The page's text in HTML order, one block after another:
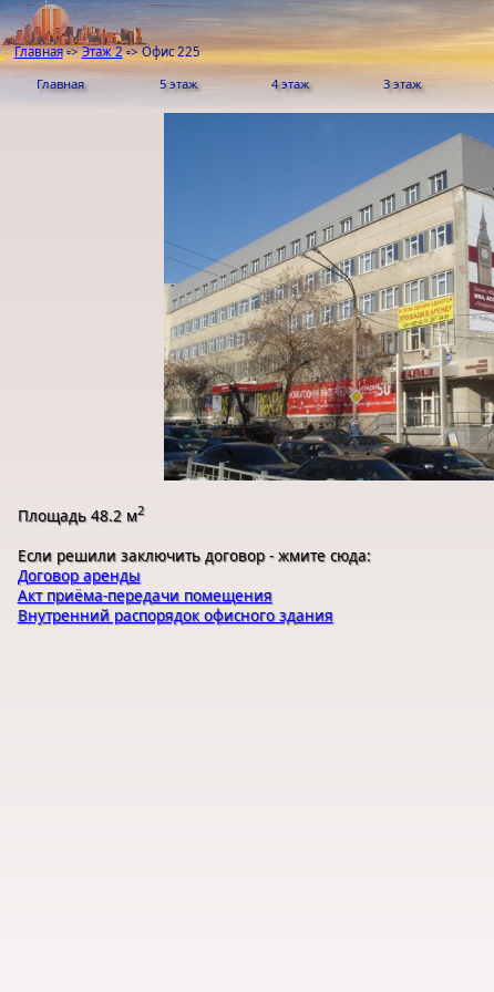
Главная▫>Этаж 2▫>Офис 225
Главная 5 этаж 4 этаж 3 этаж
Площадь 48.2 м2
Если решили заключить договор - жмите сюда:
Договор аренды
Акт приёма-передачи помещения
Внутренний распорядок офисного здания